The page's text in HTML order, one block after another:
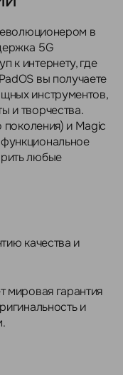
в
5G
к интернету, где
вы получаете
инструментов,
и творчества.
и Magic
любые
качества и
мировая гарантия
и